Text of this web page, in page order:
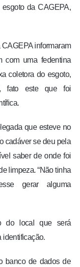
da CAGEPA,
informaram
com uma fedentina
coletora do esgoto,
fato este que foi
que esteve no
cadáver se deu pela
saber de onde foi
limpeza. “Não tinha
gerar alguma
do local que será
identificação.
banco de dados de